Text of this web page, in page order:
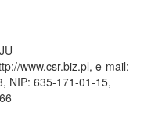
www.csr.biz.pl, e-mail:
NIP: 635-171-01-15,